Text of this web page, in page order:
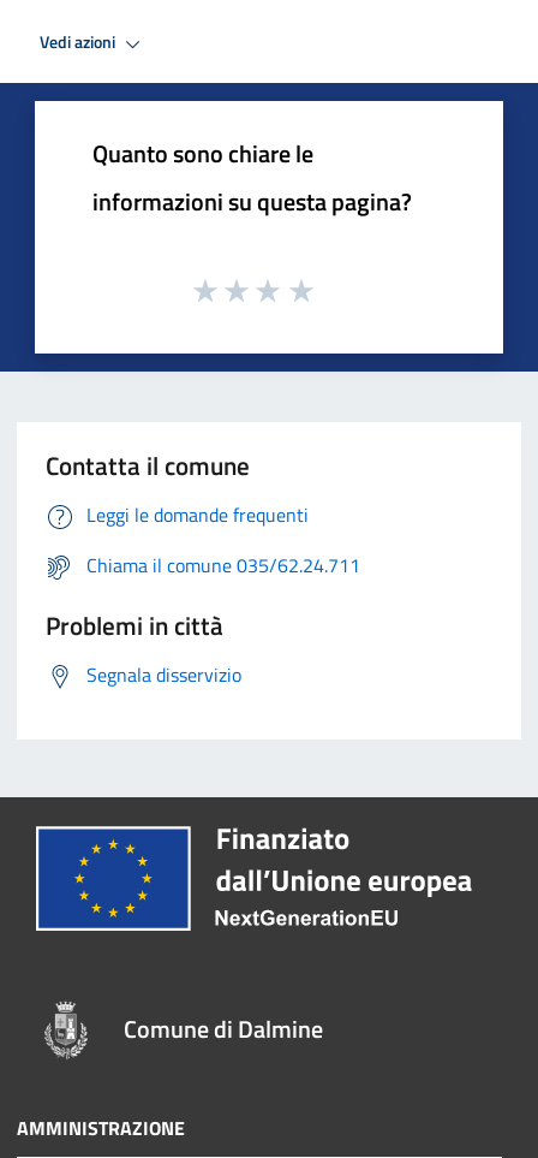
Vedi azioni
Quanto sono chiare le
informazioni su questa pagina?
Contatta il comune
Leggi le domande frequenti
Chiama il comune 035/62.24.711
Problemi in città
Segnala disservizio
Comune di Dalmine
AMMINISTRAZIONE